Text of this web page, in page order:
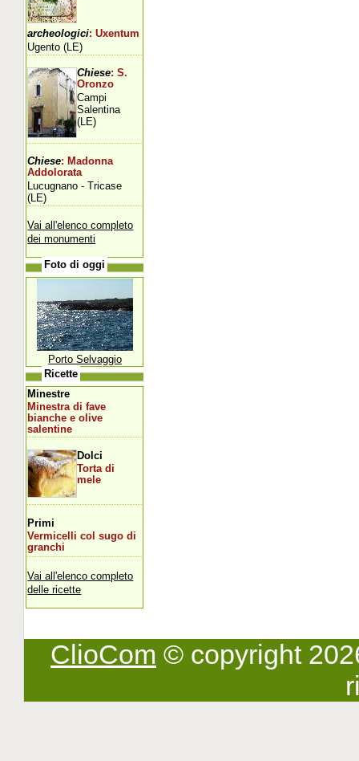
archeologici: Uxentum
Ugento (LE)
Chiese: S.
Oronzo
Campi
Salentina
(LE)
Chiese: Madonna
Addolorata
Lucugnano - Tricase
(LE)
Vai all'elenco completo
dei monumenti
Foto di oggi
Porto Selvaggio
Ricette
Minestre
Minestra di fave
bianche e olive
salentine
Dolci
Torta di
mele
Primi
Vermicelli col sugo di
granchi
Vai all'elenco completo
delle ricette
ClioCom © copyright